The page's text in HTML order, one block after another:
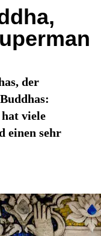
der
viele
einen sehr